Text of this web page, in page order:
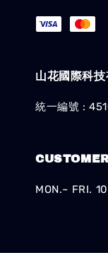
山花國際科技
統一編號 :
MON.~ FRI.